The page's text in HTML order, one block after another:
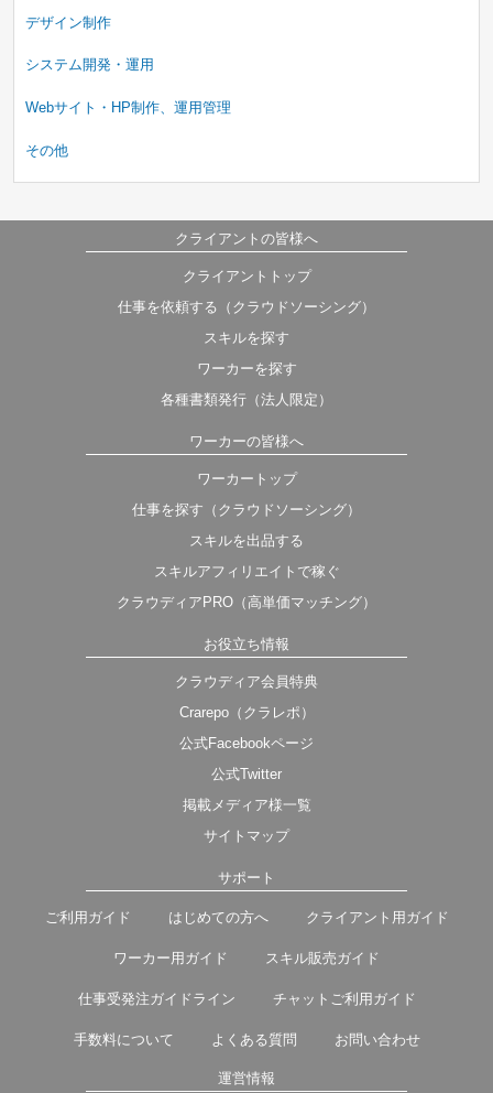
デザイン制作
システム開発・運用
Webサイト・HP制作、運用管理
その他
クライアントの皆様へ
クライアントトップ
仕事を依頼する（クラウドソーシング）
スキルを探す
ワーカーを探す
各種書類発行（法人限定）
ワーカーの皆様へ
ワーカートップ
仕事を探す（クラウドソーシング）
スキルを出品する
スキルアフィリエイトで稼ぐ
クラウディアPRO（高単価マッチング）
お役立ち情報
クラウディア会員特典
Crarepo（クラレポ）
公式Facebookページ
公式Twitter
掲載メディア様一覧
サイトマップ
サポート
ご利用ガイド はじめての方へ クライアント用ガイド
ワーカー用ガイド スキル販売ガイド
仕事受発注ガイドライン チャットご利用ガイド
手数料について よくある質問 お問い合わせ
運営情報